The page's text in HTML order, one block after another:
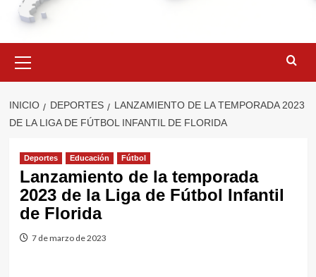
primario
INICIO DEPORTES
LANZAMIENTO DE LA TEMPORADA 2023
DE LA LIGA DE FÚTBOL INFANTIL DE FLORIDA
Deportes Educación Fútbol
Lanzamiento de la temporada
2023 de la Liga de Fútbol Infantil
de Florida
7 de marzo de 2023